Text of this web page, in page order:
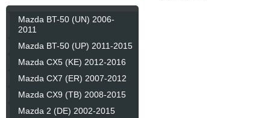
Mazda BT-50 (UN) 2006-
2011
Mazda BT-50 (UP) 2011-2015
Mazda CX5 (KE) 2012-2016
Mazda CX7 (ER) 2007-2012
Mazda CX9 (TB) 2008-2015
Mazda 2 (DE) 2002-2015